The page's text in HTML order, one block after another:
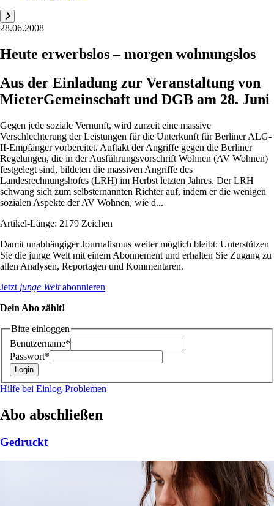
28.06.2008
Heute erwerbslos – morgen wohnungslos
Aus der Einladung zur Veranstaltung von
MieterGemeinschaft und DGB am 28. Juni
Gegen jede soziale Vernunft, wird zurzeit eine massive
Verschlechterung der Leistungen für die Unterkunft für Berliner ALG-
II-Empfänger vorbereitet. Auftakt der Angriffe gegen die Berliner
Regelungen, die in der Ausführungsvorschrift Wohnen (AV Wohnen)
festgelegt sind, bildeten die massiven Angriffe des
Landesrechnungshofes (LRH) im Herbst letzten Jahres. Der LRH
schwang sich zum selbsternannten Richter auf, indem er die wenigen
sozialen Aspekte der AV Wohnen, wie d...
Artikel-Länge: 2179 Zeichen
Damit unabhängiger Journalismus weiter möglich bleibt: Unterstützen
Sie die junge Welt mit einem Abonnement und erhalten Sie Zugang zu
allen Analysen, Reportagen und Kommentaren.
Jetzt junge Weltabonnieren
Dein Abo zählt!
Bitte einloggen
Benutzername*
Passwort*
Hilfe bei Einlog-Problemen
Abo abschließen
Gedruckt